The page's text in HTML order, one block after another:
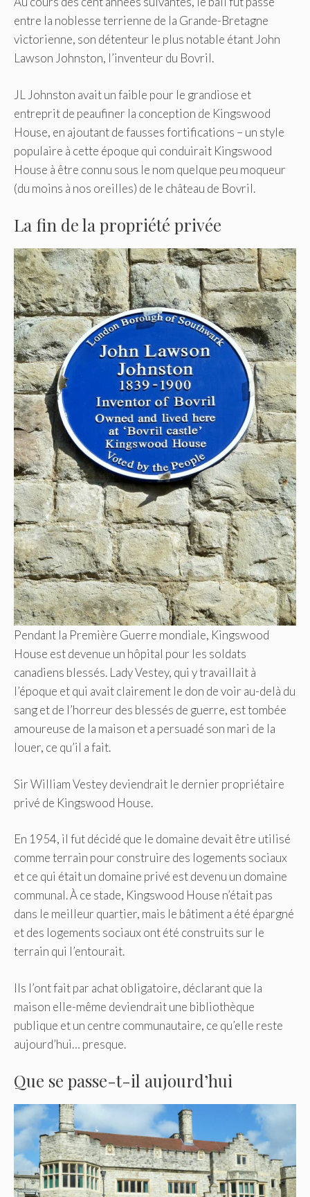
entre la noblesse terrienne de la Grande-Bretagne
victorienne, son détenteur le plus notable étant John
Lawson Johnston, l’inventeur du Bovril.
JL Johnston avait un faible pour le grandiose et
entreprit de peaufiner la conception de Kingswood
House, en ajoutant de fausses fortifications – un style
populaire à cette époque qui conduirait Kingswood
House à être connu sous le nom quelque peu moqueur
(du moins à nos oreilles) de le château de Bovril.
La fin de la propriété privée
Pendant la Première Guerre mondiale, Kingswood
House est devenue un hôpital pour les soldats
canadiens blessés. Lady Vestey, qui y travaillait à
l’époque et qui avait clairement le don de voir au-delà du
sang et de l’horreur des blessés de guerre, est tombée
amoureuse de la maison et a persuadé son mari de la
louer, ce qu’il a fait.
Sir William Vestey deviendrait le dernier propriétaire
privé de Kingswood House.
En 1954, il fut décidé que le domaine devait être utilisé
comme terrain pour construire des logements sociaux
et ce qui était un domaine privé est devenu un domaine
communal. À ce stade, Kingswood House n’était pas
dans le meilleur quartier, mais le bâtiment a été épargné
et des logements sociaux ont été construits sur le
terrain qui l’entourait.
Ils l’ont fait par achat obligatoire, déclarant que la
maison elle-même deviendrait une bibliothèque
publique et un centre communautaire, ce qu’elle reste
aujourd’hui… presque.
Que se passe-t-il aujourd’hui